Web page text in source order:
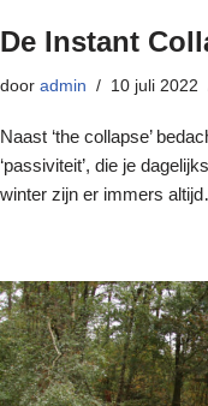
De Instant
door admin 10 juli 2022
Naast ‘the collapse’
‘passiviteit’, die je
winter zijn er immers